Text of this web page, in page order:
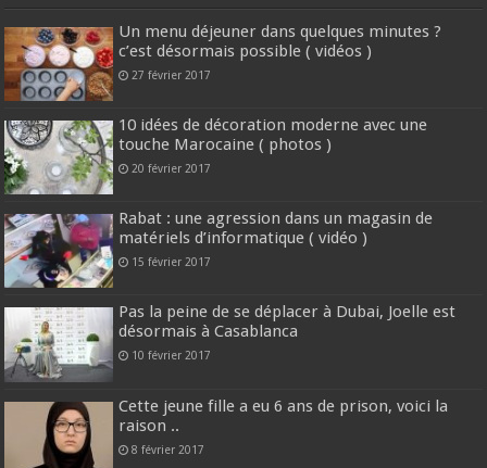
Un menu déjeuner dans quelques minutes ?
c’est désormais possible ( vidéos )
27 février 2017
10 idées de décoration moderne avec une
touche Marocaine ( photos )
20 février 2017
Rabat : une agression dans un magasin de
matériels d’informatique ( vidéo )
15 février 2017
Pas la peine de se déplacer à Dubai, Joelle est
désormais à Casablanca
10 février 2017
Cette jeune fille a eu 6 ans de prison, voici la
raison ..
8 février 2017